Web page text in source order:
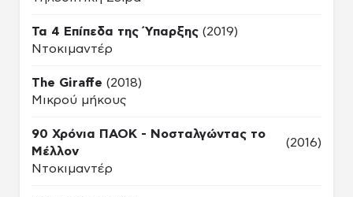
Τα 4 Επίπεδα της Ύπαρξης (2019)
Ντοκιμαντέρ
The Giraffe (2018)
Μικρού μήκους
90 Χρόνια ΠΑΟΚ - Νοσταλγώντας το
Μέλλον
(2016)
Ντοκιμαντέρ